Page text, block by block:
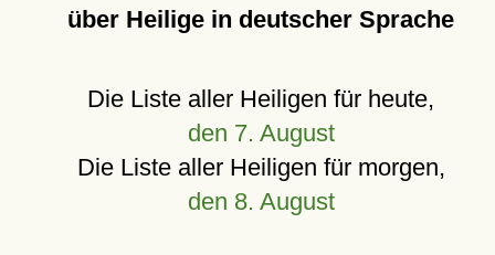
über Heilige in deutscher Sprache
Die Liste aller Heiligen für heute,
den 7. August
Die Liste aller Heiligen für morgen,
den 8. August